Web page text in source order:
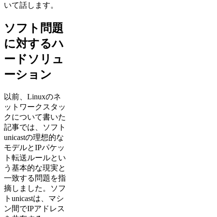
いて話します。
ソフト問題
に対するハ
ードソリュ
ーション
以前、Linuxのネ
ットワークスタッ
クについて書いた
記事では、ソフト
unicastの理想的な
モデルとIPパケッ
ト転送ルールとい
う基本的な現実と
一致する問題を指
摘しました。ソフ
トunicastは、マシ
ン間でIPアドレス